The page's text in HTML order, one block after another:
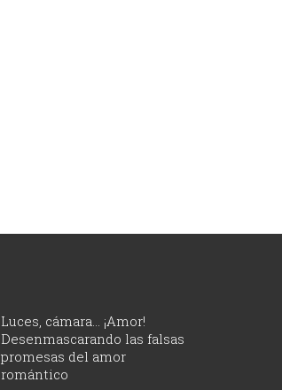
Luces, cámara... ¡Amor!
Desenmascarando las falsas
promesas del amor
romántico